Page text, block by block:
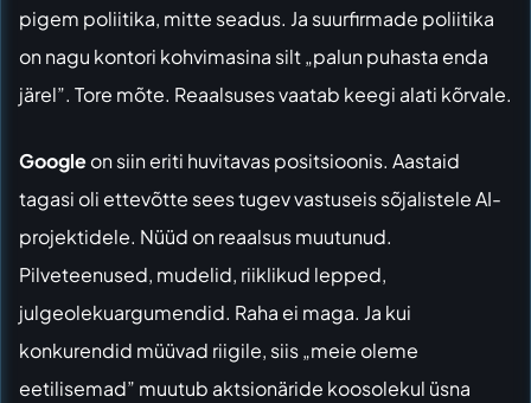
pigem poliitika, mitte seadus. Ja suurfirmade poliitika
on nagu kontori kohvimasina silt „palun puhasta enda
järel”. Tore mõte. Reaalsuses vaatab keegi alati kõrvale.
Googleon siin eriti huvitavas positsioonis. Aastaid
tagasi oli ettevõtte sees tugev vastuseis sõjalistele AI-
projektidele. Nüüd on reaalsus muutunud.
Pilveteenused, mudelid, riiklikud lepped,
julgeolekuargumendid. Raha ei maga. Ja kui
konkurendid müüvad riigile, siis „meie oleme
eetilisemad” muutub aktsionäride koosolekul üsna